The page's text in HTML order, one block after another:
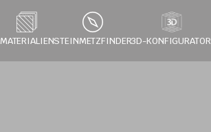
MATERIALIENSTEINMETZFINDER3D-KONFIGURATOR